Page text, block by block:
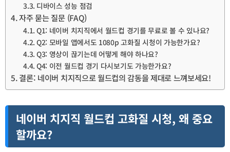
디바이스 성능 점검
자주 묻는 질문 (FAQ)
Q1: 네이버 치지직에서 월드컵 경기를 무료로 볼 수 있나요?
Q2: 모바일 앱에서도 1080p 고화질 시청이 가능한가요?
Q3: 영상이 끊기는데 어떻게 해야 하나요?
Q4: 이전 월드컵 경기 다시보기도 가능한가요?
결론: 네이버 치지직으로 월드컵의 감동을 제대로 느껴보세요!
네이버 치지직 월드컵 고화질 시청, 왜 중요
할까요?